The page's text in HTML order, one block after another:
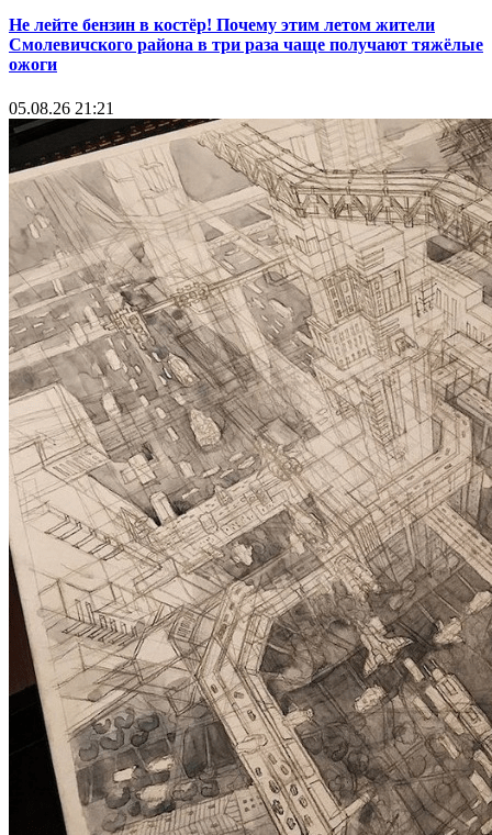
Не лейте бензин в костёр! Почему этим летом жители
Смолевичского района в три раза чаще получают тяжёлые
ожоги
05.08.26 21:21